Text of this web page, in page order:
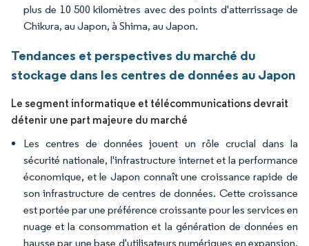
plus de 10 500 kilomètres avec des points d'atterrissage de
Chikura, au Japon, à Shima, au Japon.
Tendances et perspectives du marché du
stockage dans les centres de données au Japon
Le segment informatique et télécommunications devrait
détenir une part majeure du marché
Les centres de données jouent un rôle crucial dans la
sécurité nationale, l'infrastructure internet et la performance
économique, et le Japon connaît une croissance rapide de
son infrastructure de centres de données. Cette croissance
est portée par une préférence croissante pour les services en
nuage et la consommation et la génération de données en
hausse par une base d'utilisateurs numériques en expansion,